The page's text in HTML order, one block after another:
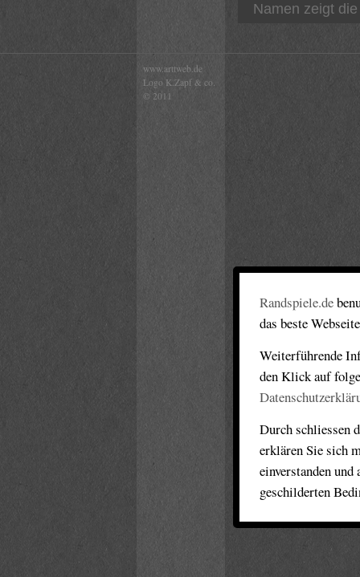
Namen zeigt
www.arttweb.de
Logo K.Zapf & co.
© 2011
Randspiele.de
das beste
Weiterführende
den Klick auf
Durch schliessen
erklären Sie sich
einverstanden
geschilderten